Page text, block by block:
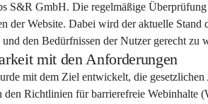
S&R GmbH. Die regelmäßige
der Website. Dabei wird der aktuelle Stand
den Bedürfnissen der Nutzer gerecht zu
mit den Anforderungen
mit dem Ziel entwickelt, die
den Richtlinien für barrierefreie